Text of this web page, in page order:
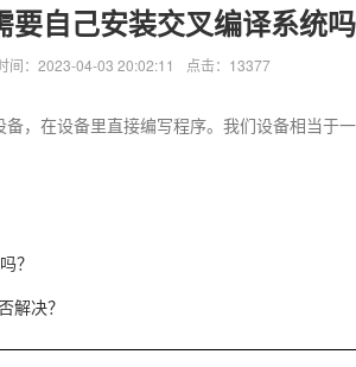
自己安装交叉编译系统
间：2023-04-03 20:02:11 点击：13377
，在设备里直接编写程序。我们设备相当于
？
解决？